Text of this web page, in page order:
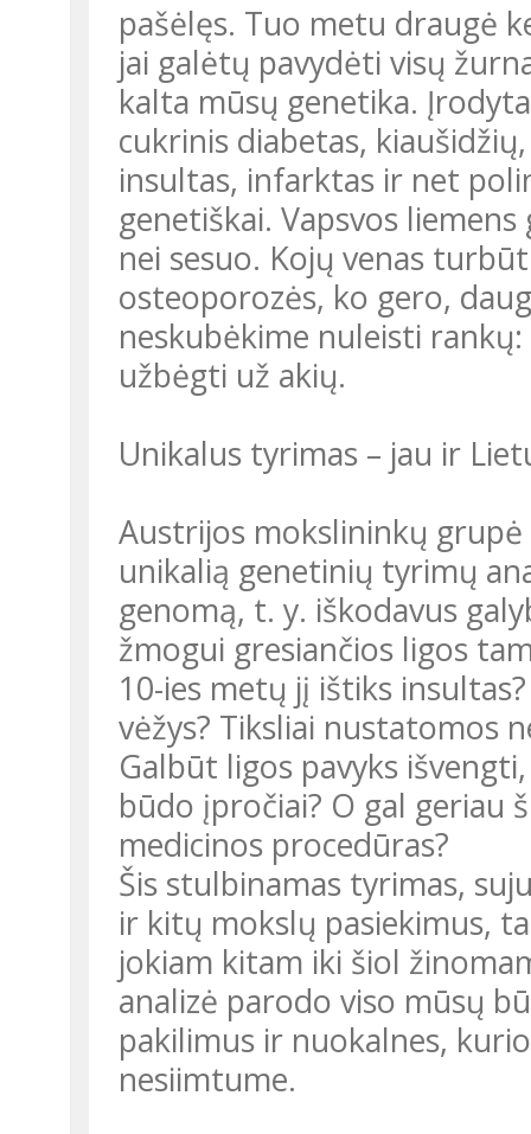
pašėlęs. Tuo metu draugė
jai galėtų pavydėti visų
kalta mūsų genetika.
cukrinis diabetas,
insultas, infarktas ir net
genetiškai. Vapsvos
nei sesuo. Kojų venas
osteoporozės, ko gero,
neskubėkime nuleisti
užbėgti už akių.
Unikalus tyrimas – jau ir
Austrijos mokslininkų grupė
unikalią genetinių tyrimų
genomą, t. y. iškodavus
žmogui gresiančios ligos
10-ies metų jį ištiks
vėžys? Tiksliai nustatomos
Galbūt ligos pavyks
būdo įpročiai? O gal geriau
medicinos procedūras?
Šis stulbinamas tyrimas,
ir kitų mokslų pasiekimus,
jokiam kitam iki šiol
analizė parodo viso mūsų
pakilimus ir nuokalnes,
nesiimtume.